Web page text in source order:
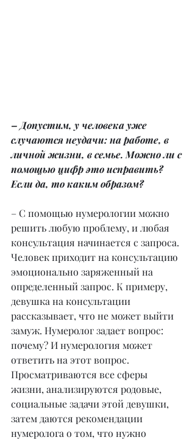
– Допустим, у человека уже
случаются неудачи: на работе, в
личной жизни, в семье. Можно ли с
помощью цифр это исправить?
Если да, то каким образом?
– С помощью нумерологии можно
решить любую проблему, и любая
консультация начинается с запроса.
Человек приходит на консультацию
эмоционально заряженный на
определенный запрос. К примеру,
девушка на консультации
рассказывает, что не может выйти
замуж. Нумеролог задает вопрос:
почему? И нумерология может
ответить на этот вопрос.
Просматриваются все сферы
жизни, анализируются родовые,
социальные задачи этой девушки,
затем даются рекомендации
нумеролога о том, что нужно